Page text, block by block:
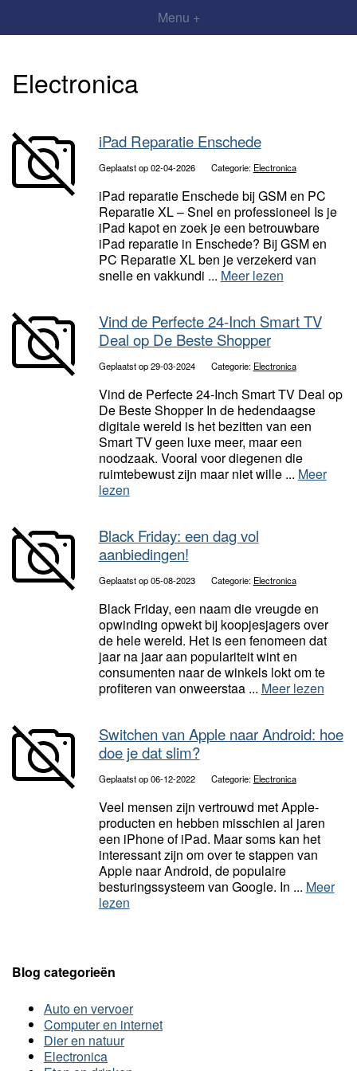
Menu +
Electronica
iPad Reparatie Enschede
Geplaatst op 02-04-2026 Categorie: Electronica
iPad reparatie Enschede bij GSM en PC
Reparatie XL – Snel en professioneel Is je
iPad kapot en zoek je een betrouwbare
iPad reparatie in Enschede? Bij GSM en
PC Reparatie XL ben je verzekerd van
snelle en vakkundi ... Meer lezen
Vind de Perfecte 24-Inch Smart TV
Deal op De Beste Shopper
Geplaatst op 29-03-2024 Categorie: Electronica
Vind de Perfecte 24-Inch Smart TV Deal op
De Beste Shopper In de hedendaagse
digitale wereld is het bezitten van een
Smart TV geen luxe meer, maar een
noodzaak. Vooral voor diegenen die
ruimtebewust zijn maar niet wille ... Meer
lezen
Black Friday: een dag vol
aanbiedingen!
Geplaatst op 05-08-2023 Categorie: Electronica
Black Friday, een naam die vreugde en
opwinding opwekt bij koopjesjagers over
de hele wereld. Het is een fenomeen dat
jaar na jaar aan populariteit wint en
consumenten naar de winkels lokt om te
profiteren van onweerstaa ... Meer lezen
Switchen van Apple naar Android: hoe
doe je dat slim?
Geplaatst op 06-12-2022 Categorie: Electronica
Veel mensen zijn vertrouwd met Apple-
producten en hebben misschien al jaren
een iPhone of iPad. Maar soms kan het
interessant zijn om over te stappen van
Apple naar Android, de populaire
besturingssysteem van Google. In ... Meer
lezen
Blog categorieën
Auto en vervoer
Computer en internet
Dier en natuur
Electronica